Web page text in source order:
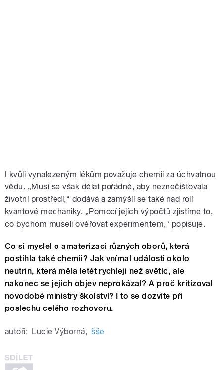
I kvůli vynalezeným lékům považuje chemii za úchvatnou
vědu. „Musí se však dělat pořádně, aby neznečišťovala
životní prostředí,“ dodává a zamýšlí se také nad rolí
kvantové mechaniky. „Pomocí jejích výpočtů zjistíme to,
co bychom museli ověřovat experimentem,“ popisuje.
Co si myslel o amaterizaci různých oborů, která
postihla také chemii? Jak vnímal události okolo
neutrin, která měla letět rychleji než světlo, ale
nakonec se jejich objev neprokázal? A proč kritizoval
novodobé ministry školství? I to se dozvíte při
poslechu celého rozhovoru.
autoři: Lucie Výborná, šše